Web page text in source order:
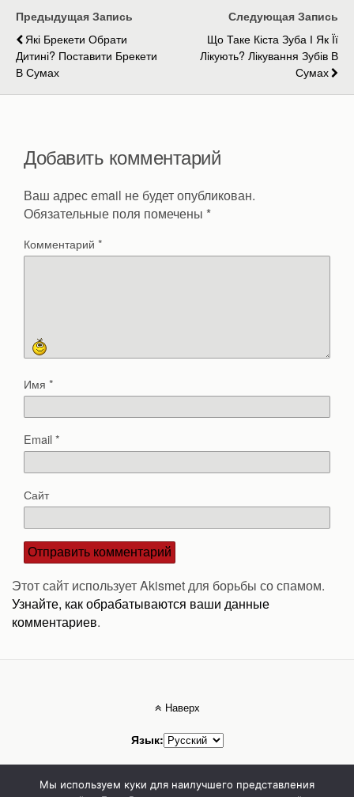
Предыдущая Запись
Які Брекети Обрати
Дитині? Поставити Брекети
В Сумах
Следующая Запись
Що Таке Кіста Зуба І Як Її
Лікують? Лікування Зубів В
Сумах
Добавить комментарий
Ваш адрес email не будет опубликован.
Обязательные поля помечены *
Комментарий *
Имя *
Email*
Сайт
Этот сайт использует Akismet для борьбы со спамом.
Узнайте, как обрабатываются ваши данные
комментариев.
Наверх
Язык:
Мобильн. Компьютерная
Мы используем куки для наилучшего представления